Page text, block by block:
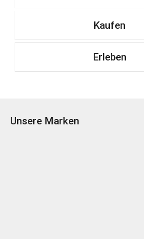
Kaufen
Erleben
Unsere Marken